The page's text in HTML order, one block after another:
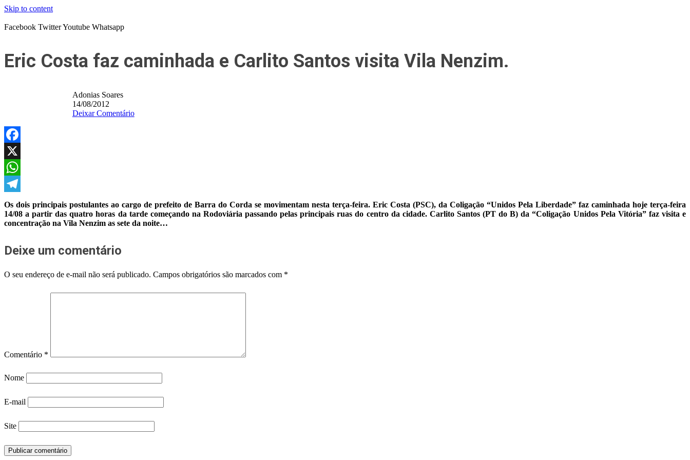
Skip to content
Facebook TwitterYoutube Whatsapp
Eric Costa faz caminhada e Carlito Santos visita Vila Nenzim.
Adonias Soares
14/08/2012
Deixar Comentário
Facebook
X
WhatsApp
Telegram
Os dois principais postulantes ao cargo de prefeito de Barra do Corda se movimentam nesta terça-feira. Eric Costa (PSC), da Coligação “Unidos Pela Liberdade” faz caminhada hoje terça-feira
14/08 a partir das quatro horas da tarde começando na Rodoviária passando pelas principais ruas do centro da cidade. Carlito Santos (PT do B) da “Coligação Unidos Pela Vitória” faz visita e
concentração na Vila Nenzim as sete da noite…
Deixe um comentário
O seu endereço de e-mail não será publicado. Campos obrigatórios são marcados com *
Comentário *
Nome
E-mail
Site